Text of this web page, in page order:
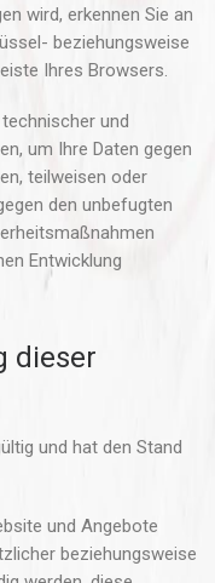
wird, erkennen Sie an
beziehungsweise
Ihres Browsers.
und
um Ihre Daten gegen
teilweisen oder
den unbefugten
Entwicklung
dieser
und hat den Stand
und Angebote
beziehungsweise